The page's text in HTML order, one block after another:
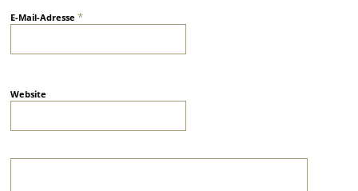
E-Mail-Adresse*
Website